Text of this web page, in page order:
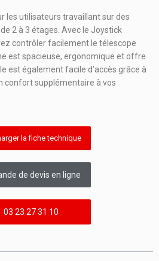
les utilisateurs travaillant sur des
2 à 3 étages. Avec le Joystick
contrôler facilement le télescope
est spacieuse, ergonomique et offre
est également facile d’accès grâce à
confort supplémentaire à vos
la fiche technique
de devis en ligne
03 23 27 31 10